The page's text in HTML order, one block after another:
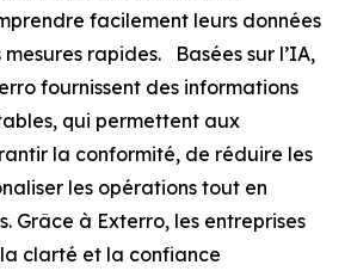
facilement leurs données
rapides. Basées sur l’IA,
fournissent des informations
qui permettent aux
la conformité, de réduire les
les opérations tout en
Grâce à Exterro, les entreprises
clarté et la confiance